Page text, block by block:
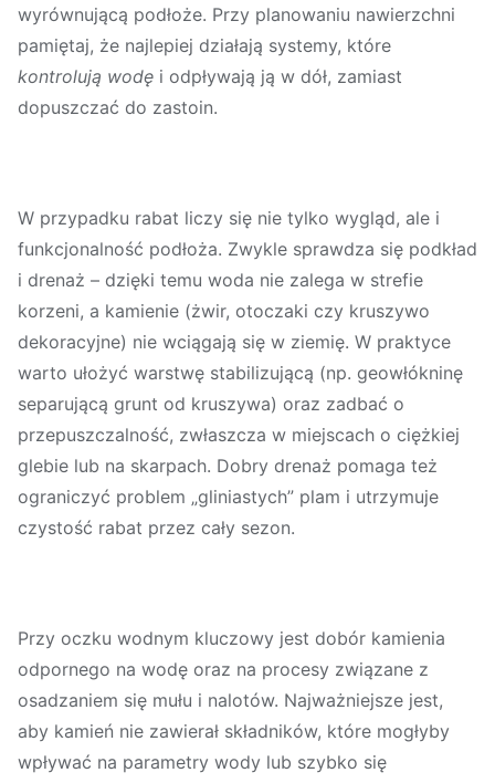
wyrównującą podłoże. Przy planowaniu nawierzchni
pamiętaj, że najlepiej działają systemy, które
kontrolują wodę i odpływają ją w dół, zamiast
dopuszczać do zastoin.
W przypadku rabat liczy się nie tylko wygląd, ale i
funkcjonalność podłoża. Zwykle sprawdza się podkład
i drenaż – dzięki temu woda nie zalega w strefie
korzeni, a kamienie (żwir, otoczaki czy kruszywo
dekoracyjne) nie wciągają się w ziemię. W praktyce
warto ułożyć warstwę stabilizującą (np. geowłókninę
separującą grunt od kruszywa) oraz zadbać o
przepuszczalność, zwłaszcza w miejscach o ciężkiej
glebie lub na skarpach. Dobry drenaż pomaga też
ograniczyć problem „gliniastych” plam i utrzymuje
czystość rabat przez cały sezon.
Przy oczku wodnym kluczowy jest dobór kamienia
odpornego na wodę oraz na procesy związane z
osadzaniem się mułu i nalotów. Najważniejsze jest,
aby kamień nie zawierał składników, które mogłyby
wpływać na parametry wody lub szybko się